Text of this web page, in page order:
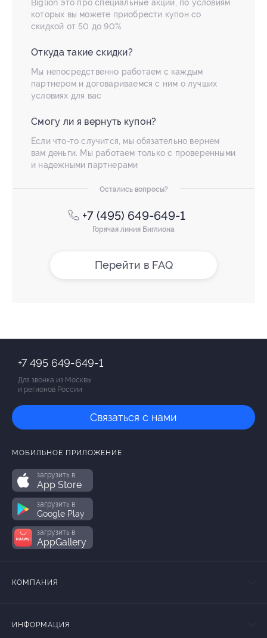
Biglion это про специальные акции, по условиям
которых вы можете приобрести купон со
скидкой от 50 до 90%
Откуда такие скидки?
Мы непосредственно работаем с каждым
партнером и договариваемся с ним о лучших
условиях для вас
Смогу ли я вернуть купон?
Если что-то случится, мы обязательно вернем
вам деньги. Мы работаем только с проверенными
и надежными партнерами
Остались вопросы?
+7 (495) 649-649-1
Горячая линия Биглиона
Перейти в FAQ
+7 495 649-649-1
Для звонка из Москвы
и регионов России
Связаться с нами
МОБИЛЬНОЕ ПРИЛОЖЕНИЕ
загрузить в
App Store
загрузить в
Google Play
загрузить в
AppGallery
КОМПАНИЯ
ИНФОРМАЦИЯ